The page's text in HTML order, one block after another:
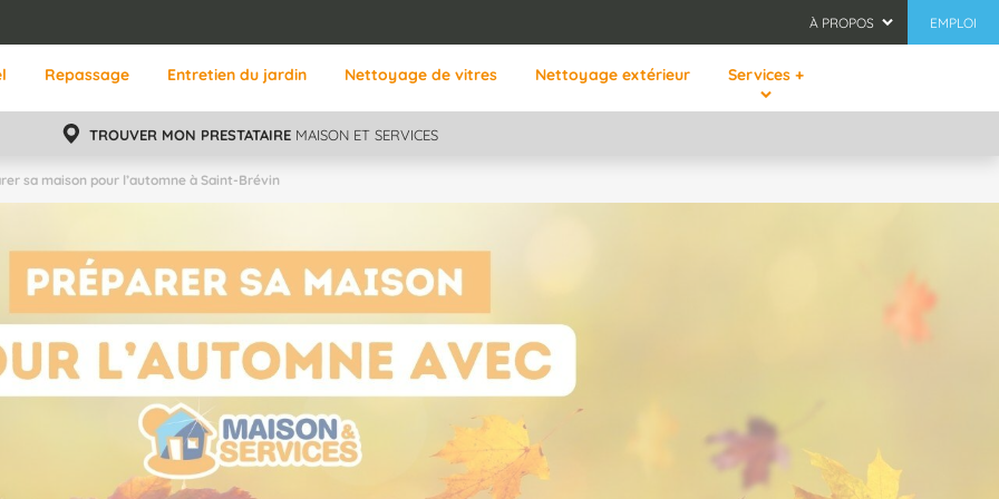
À PROPOS EMPLOI
Repassage Entretien du jardin Nettoyage de vitres Nettoyage extérieur Services +
TROUVER MON PRESTATAIRE MAISON ET SERVICES
sa maison pour l’automne à Saint-Brévin